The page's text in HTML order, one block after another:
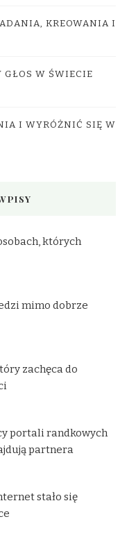
KREOWANIA I
GŁOS W ŚWIECIE
I WYRÓŻNIĆ SIĘ W
których
mimo dobrze
zachęca do
portali randkowych
partnera
stało się